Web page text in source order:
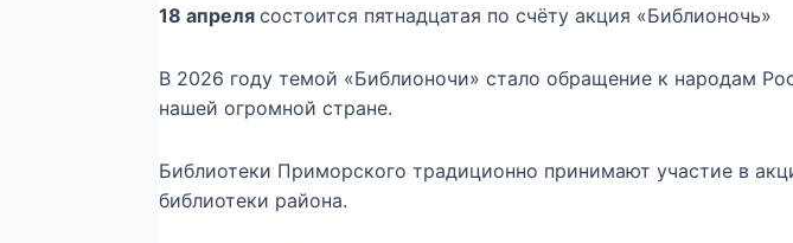
18 апрелясостоится пятнадцатая по счёту акция «Библионочь»
В 2026 году темой «Библионочи» стало обращение к народам
нашей огромной стране.
Библиотеки Приморского традиционно принимают участие в
библиотеки района.